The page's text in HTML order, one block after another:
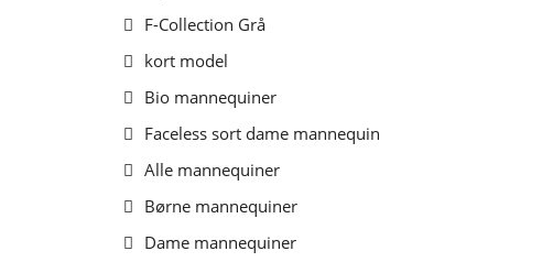
F-Collection Grå
kort model
Bio mannequiner
Faceless sort dame mannequin
Alle mannequiner
Børne mannequiner
Dame mannequiner